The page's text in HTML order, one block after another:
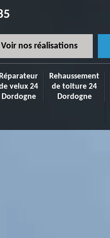
Voir nos réalisations
Réparateur
velux 24
Dordogne
Rehaussement
de toiture 24
Dordogne